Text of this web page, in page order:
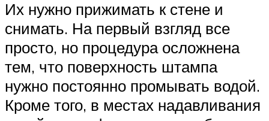
Их нужно прижимать к стене и
снимать. На первый взгляд все
просто, но процедура осложнена
тем, что поверхность штампа
нужно постоянно промывать водой.
Кроме того, в местах надавливания